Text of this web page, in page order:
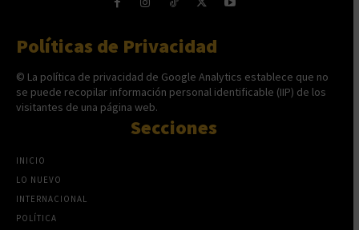
Políticas de Privacidad
© La política de privacidad de Google Analytics establece que no
se puede recopilar información personal identificable (IIP) de los
visitantes de una página web.
Secciones
INICIO
LO NUEVO
INTERNACIONAL
POLÍTICA